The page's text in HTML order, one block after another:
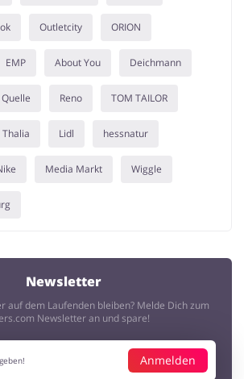
Outletcity ORION
EMP About You Deichmann
Quelle Reno TOM TAILOR
Thalia Lidl hessnatur
Media Markt Wiggle
Newsletter
auf dem Laufenden bleiben? Melde Dich zum
Newsletter an und spare!
Anmelden